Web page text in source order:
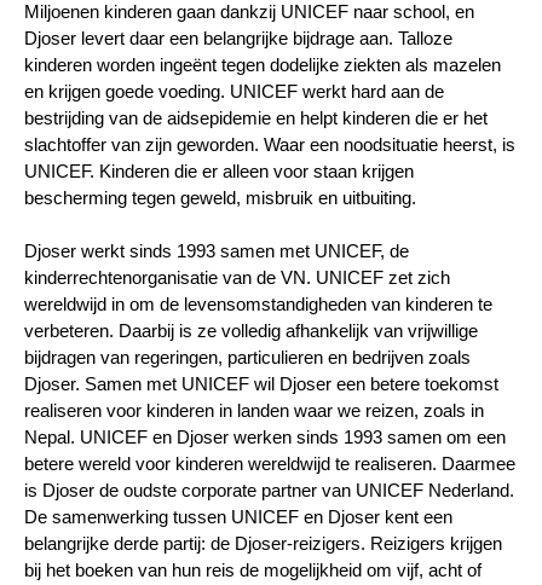
Miljoenen kinderen gaan dankzij UNICEF naar school, en
Djoser levert daar een belangrijke bijdrage aan. Talloze
kinderen worden ingeënt tegen dodelijke ziekten als mazelen
en krijgen goede voeding. UNICEF werkt hard aan de
bestrijding van de aidsepidemie en helpt kinderen die er het
slachtoffer van zijn geworden. Waar een noodsituatie heerst, is
UNICEF. Kinderen die er alleen voor staan krijgen
bescherming tegen geweld, misbruik en uitbuiting.
Djoser werkt sinds 1993 samen met UNICEF, de
kinderrechtenorganisatie van de VN. UNICEF zet zich
wereldwijd in om de levensomstandigheden van kinderen te
verbeteren. Daarbij is ze volledig afhankelijk van vrijwillige
bijdragen van regeringen, particulieren en bedrijven zoals
Djoser. Samen met UNICEF wil Djoser een betere toekomst
realiseren voor kinderen in landen waar we reizen, zoals in
Nepal. UNICEF en Djoser werken sinds 1993 samen om een
betere wereld voor kinderen wereldwijd te realiseren. Daarmee
is Djoser de oudste corporate partner van UNICEF Nederland.
De samenwerking tussen UNICEF en Djoser kent een
belangrijke derde partij: de Djoser-reizigers. Reizigers krijgen
bij het boeken van hun reis de mogelijkheid om vijf, acht of